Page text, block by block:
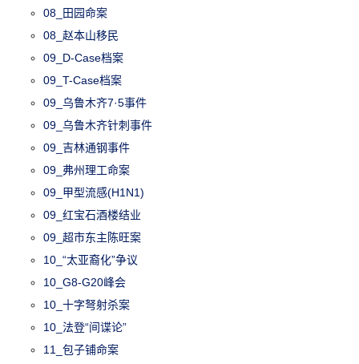
08_田园命案
08_赵本山移民
09_D-Case档案
09_T-Case档案
09_乌鲁木齐7·5事件
09_乌鲁木齐针刺事件
09_吉林通钢事件
09_弗州理工命案
09_甲型流感(H1N1)
09_红宝石酒楼结业
09_超市东主陈旺案
10_“太亚裔化”争议
10_G8-G20峰会
10_十字弩射杀案
10_法登“间谍论”
11_包子铺命案